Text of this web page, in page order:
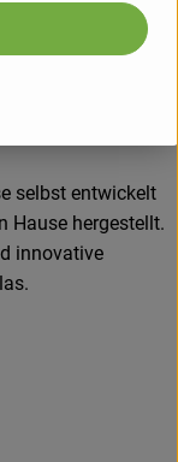
eine große
Rohstoffe.
zu den
selbst entwickelt
Hause hergestellt.
innovative